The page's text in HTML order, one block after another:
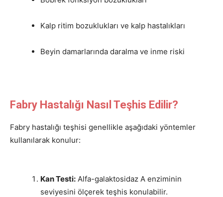
Kalp ritim bozuklukları ve kalp hastalıkları
Beyin damarlarında daralma ve inme riski
Fabry Hastalığı Nasıl Teşhis Edilir?
Fabry hastalığı teşhisi genellikle aşağıdaki yöntemler
kullanılarak konulur:
Kan Testi: Alfa-galaktosidaz A enziminin
seviyesini ölçerek teşhis konulabilir.